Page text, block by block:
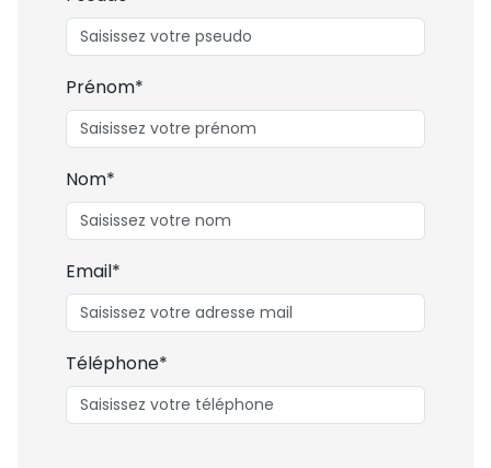
Prénom*
Nom*
Email*
Téléphone*